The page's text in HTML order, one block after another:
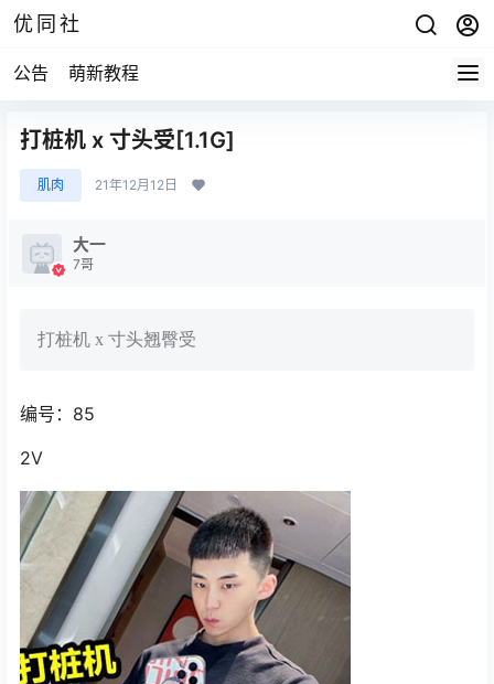
优同社
公告 萌新教程
打桩机 x 寸头受[1.1G]
肌肉 21年12月12日
大一
7哥
打桩机 x 寸头翘臀受
编号：85
2V